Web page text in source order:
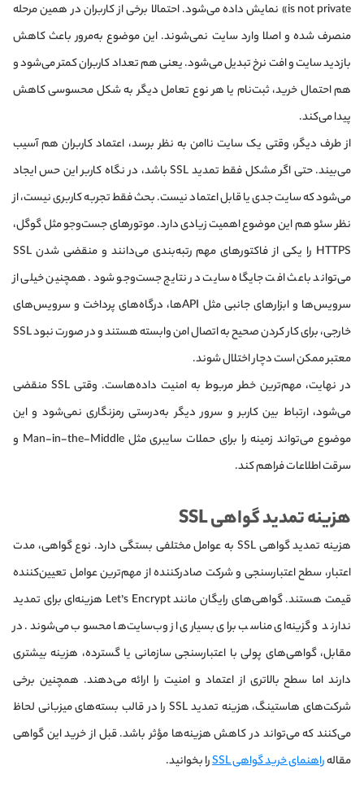
is not private» نمایش داده می‌شود. احتمالا برخی از کاربران در همین مرحله
منصرف شده و اصلا وارد سایت نمی‌شوند. این موضوع به‌مرور باعث کاهش
بازدید سایت و افت نرخ تبدیل می‌شود. یعنی هم تعداد کاربران کمتر می‌شود و
هم احتمال خرید، ثبت‌نام یا هر نوع تعامل دیگر به شکل محسوسی کاهش
پیدا می‌کند.
از طرف دیگر، وقتی یک سایت ناامن به نظر برسد، اعتماد کاربران هم آسیب
می‌بیند. حتی اگر مشکل فقط تمدید SSL باشد، در نگاه کاربر این حس ایجاد
می‌شود که سایت جدی یا قابل اعتماد نیست. بحث فقط تجربه کاربری نیست، از
نظر سئو هم این موضوع اهمیت زیادی دارد. موتورهای جست‌وجو مثل گوگل،
HTTPS را یکی از فاکتورهای مهم رتبه‌بندی می‌دانند و منقضی شدن SSL
می‌تواند باعث افت جایگاه سایت در نتایج جست‌وجو شود. همچنین خیلی از
سرویس‌ها و ابزارهای جانبی مثل APIها، درگاه‌های پرداخت و سرویس‌های
خارجی، برای کار کردن صحیح به اتصال امن وابسته هستند و در صورت نبود SSL
معتبر ممکن است دچار اختلال شوند.
در نهایت، مهم‌ترین خطر مربوط به امنیت داده‌هاست. وقتی SSL منقضی
می‌شود، ارتباط بین کاربر و سرور دیگر به‌درستی رمزنگاری نمی‌شود و این
موضوع می‌تواند زمینه را برای حملات سایبری مثل Man-in-the-Middle و
سرقت اطلاعات فراهم کند.
هزینه تمدید گواهی SSL
هزینه تمدید گواهی SSL به عوامل مختلفی بستگی دارد. نوع گواهی، مدت
اعتبار، سطح اعتبارسنجی و شرکت صادرکننده از مهم‌ترین عوامل تعیین‌کننده
قیمت هستند. گواهی‌های رایگان مانند Let’s Encrypt هزینه‌ای برای تمدید
ندارند و گزینه‌ای مناسب برای بسیاری از وب‌سایت‌ها محسوب می‌شوند. در
مقابل، گواهی‌های پولی با اعتبارسنجی سازمانی یا گسترده، هزینه بیشتری
دارند اما سطح بالاتری از اعتماد و امنیت را ارائه می‌دهند. همچنین برخی
شرکت‌های هاستینگ، هزینه تمدید SSL را در قالب بسته‌های میزبانی لحاظ
می‌کنند که می‌تواند در کاهش هزینه‌ها مؤثر باشد. قبل از خرید این گواهی
مقالهراهنمای خرید گواهی SSL را بخوانید.